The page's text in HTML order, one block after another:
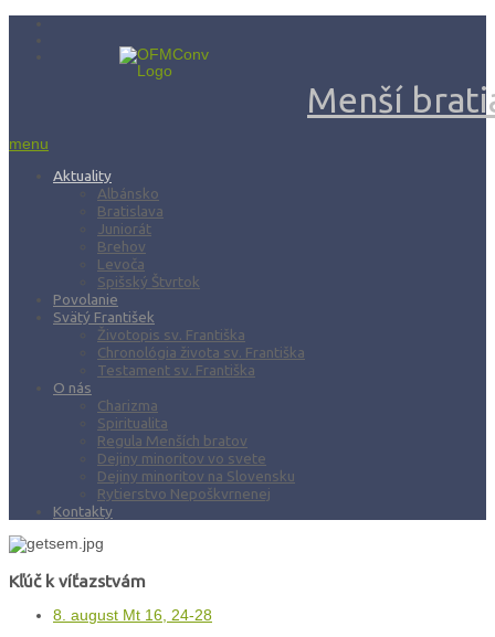
Menší
menu
Aktuality
Albánsko
Bratislava
Juniorát
Brehov
Levoča
Spišský Štvrtok
Povolanie
Svätý František
Životopis sv. Františka
Chronológia života sv. Františka
Testament sv. Františka
O nás
Charizma
Spiritualita
Regula Menších bratov
Dejiny minoritov vo svete
Dejiny minoritov na Slovensku
Rytierstvo Nepoškvrnenej
Kontakty
Kľúč k víťazstvám
8. august Mt 16, 24-28